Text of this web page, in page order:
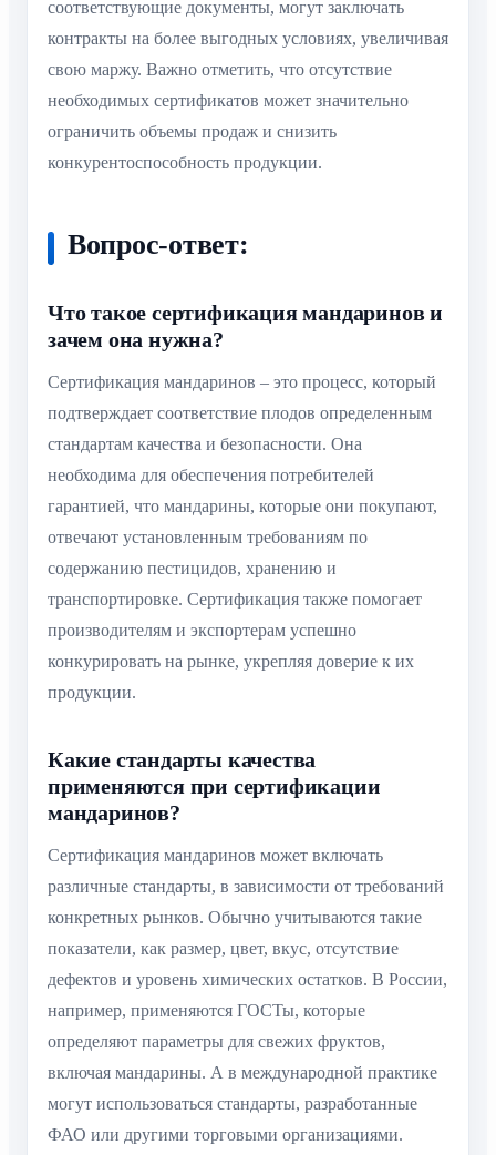
соответствующие документы, могут заключать
контракты на более выгодных условиях, увеличивая
свою маржу. Важно отметить, что отсутствие
необходимых сертификатов может значительно
ограничить объемы продаж и снизить
конкурентоспособность продукции.
Вопрос-ответ:
Что такое сертификация мандаринов и
зачем она нужна?
Сертификация мандаринов – это процесс, который
подтверждает соответствие плодов определенным
стандартам качества и безопасности. Она
необходима для обеспечения потребителей
гарантией, что мандарины, которые они покупают,
отвечают установленным требованиям по
содержанию пестицидов, хранению и
транспортировке. Сертификация также помогает
производителям и экспортерам успешно
конкурировать на рынке, укрепляя доверие к их
продукции.
Какие стандарты качества
применяются при сертификации
мандаринов?
Сертификация мандаринов может включать
различные стандарты, в зависимости от требований
конкретных рынков. Обычно учитываются такие
показатели, как размер, цвет, вкус, отсутствие
дефектов и уровень химических остатков. В России,
например, применяются ГОСТы, которые
определяют параметры для свежих фруктов,
включая мандарины. А в международной практике
могут использоваться стандарты, разработанные
ФАО или другими торговыми организациями.